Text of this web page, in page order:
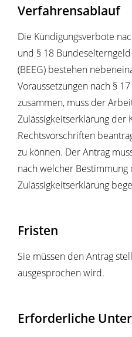
Verfahrensablauf
Die Kündigungsverbote
und § 18
(BEEG) bestehen
Voraussetzungen nach §
zusammen, muss der
Zulässigkeitserklärung der
Rechtsvorschriften
zu können. Der Antrag
nach welcher
Zulässigkeitserklärung
Fristen
Sie müssen den Antrag
ausgesprochen wird.
Erforderliche